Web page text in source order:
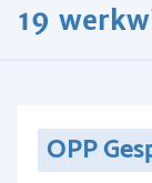
19
OPP